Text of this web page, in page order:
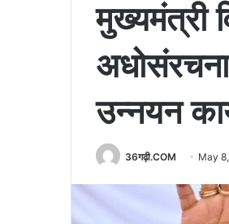
मुख्यमंत्री
उन्नयन
36गढ़ी.COM May